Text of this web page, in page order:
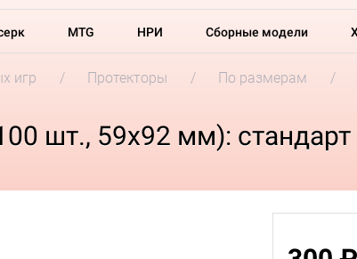
MTG НРИ Сборные модели
игр Протекторы По размерам
шт., 59x92 мм):